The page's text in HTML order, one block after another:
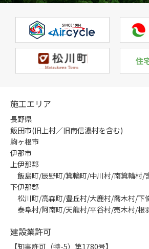
施工エリア
長野県
飯田市(旧上村／旧南信濃村を含む)
駒ヶ根市
伊那市
上伊那郡
飯島町/辰野町/箕輪町/中川村/南箕輪村/
下伊那郡
松川町/高森町/豊丘村/大鹿村/喬木村/下
泰阜村/阿南町/天龍村/平谷村/売木村/根
建設業許可
【知事許可（特-5）第1780号】